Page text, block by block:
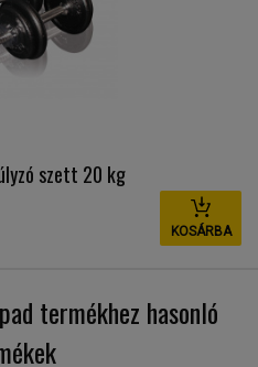
szett 20 kg
KOSÁRBA
termékhez hasonló